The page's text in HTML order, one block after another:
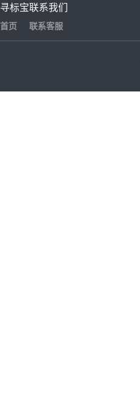
寻标宝
首页
联系我们
联系客服